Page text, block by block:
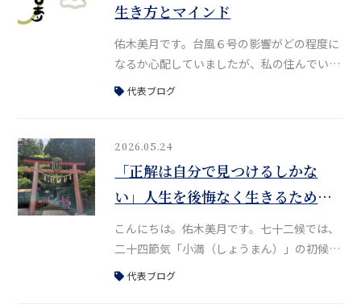
ィット・ピアフ物語〜」などをよく観に行っ
ていました。当時、美輪さんはすでに80
生き方とマインド
佑木美月です。台風６号の影響がどの程度に
なるか心配していましたが、私の住んでいる
地域はそこまでひどくなく、ほっと一安心し
た。対面鑑定は、昨年は奈良オフィスとオン
ラインのみで受け付けていましたが、現在は
今日は改めて、私が四柱推命を知っていて救
われた、あるいは「本当に良かった」と思っ
代表ブログ
2026.05.24
「正解は自分で見つけるしかな
い」人生を後悔なく生きるために
私が大切にしていること
こんにちは。佑木美月です。七十二候では、
二十四節気「小満（しょうまん）」の初候に
あたる「蚕起食桑（かいこおきてくわをは
代表ブログ